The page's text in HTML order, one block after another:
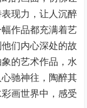
现力，让人沉醉
作品都充满着艺
们内心深处的故
的艺术作品，水
驰神往，陶醉其
画世界中，感受